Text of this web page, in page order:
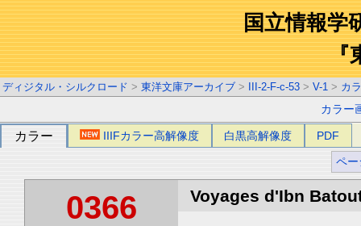
国立情報学
『
ディジタル・シルクロード > 東洋文庫アーカイブ > III-2-F-c-53 > V-1 > カ
カラー
カラー IIIFカラー高解像度 白黒高解像度 PDF
ペー
0366 Voyages d'Ibn